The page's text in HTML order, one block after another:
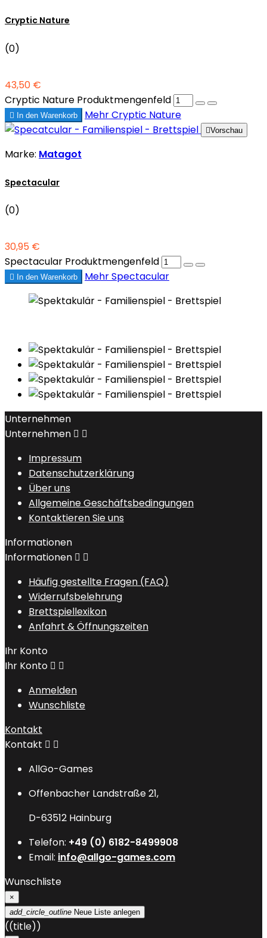
Cryptic Nature
(0)
43,50 €
Cryptic Nature Produktmengenfeld
 In den Warenkorb MehrCryptic Nature
Vorschau
Marke: Matagot
Spectacular
(0)
30,95 €
Spectacular Produktmengenfeld
 In den Warenkorb MehrSpectacular
Unternehmen
Unternehmen  
Impressum
Datenschutzerklärung
Über uns
Allgemeine Geschäftsbedingungen
Kontaktieren Sie uns
Informationen
Informationen  
Häufig gestellte Fragen (FAQ)
Widerrufsbelehrung
Brettspiellexikon
Anfahrt & Öffnungszeiten
Ihr Konto
Ihr Konto  
Anmelden
Wunschliste
Kontakt
Kontakt  
AllGo-Games
Offenbacher Landstraße 21,
D-63512 Hainburg
Telefon: +49 (0) 6182-8499908
Email: info@allgo-games.com
Wunschliste
×
add_circle_outline Neue Liste anlegen
((title))